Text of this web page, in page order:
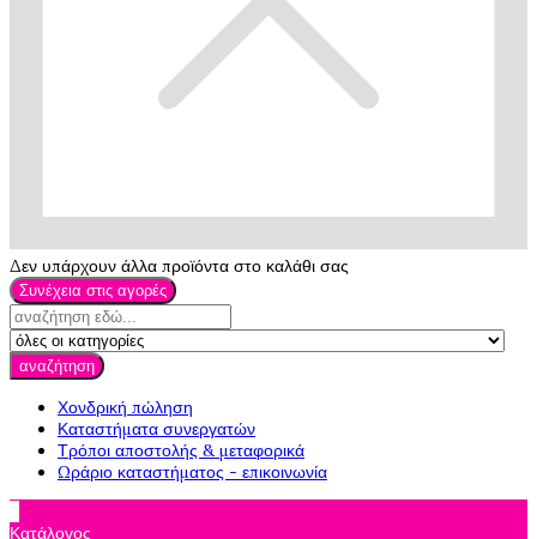
Δεν υπάρχουν άλλα προϊόντα στο καλάθι σας
Συνέχεια στις αγορές
αναζήτηση
Χονδρική πώληση
Καταστήματα συνεργατών
Τρόποι αποστολής & μεταφορικά
Ωράριο καταστήματος - επικοινωνία
Κατάλογος